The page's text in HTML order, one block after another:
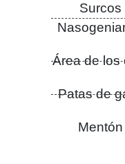
Surcos
Área de los
Patas de
Mentón